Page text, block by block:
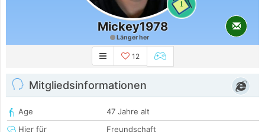
1
Mickey1978
Länger her
12
Mitgliedsinformationen
Age
47 Jahre alt
Hier für
Freundschaft